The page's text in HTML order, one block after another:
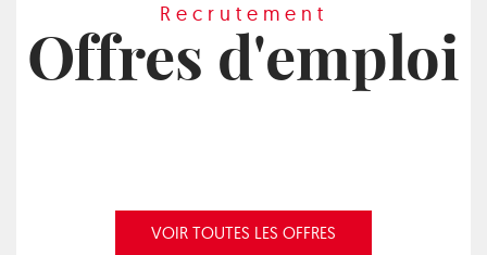
Recrutement
Offres d'emploi
VOIR TOUTES LES OFFRES